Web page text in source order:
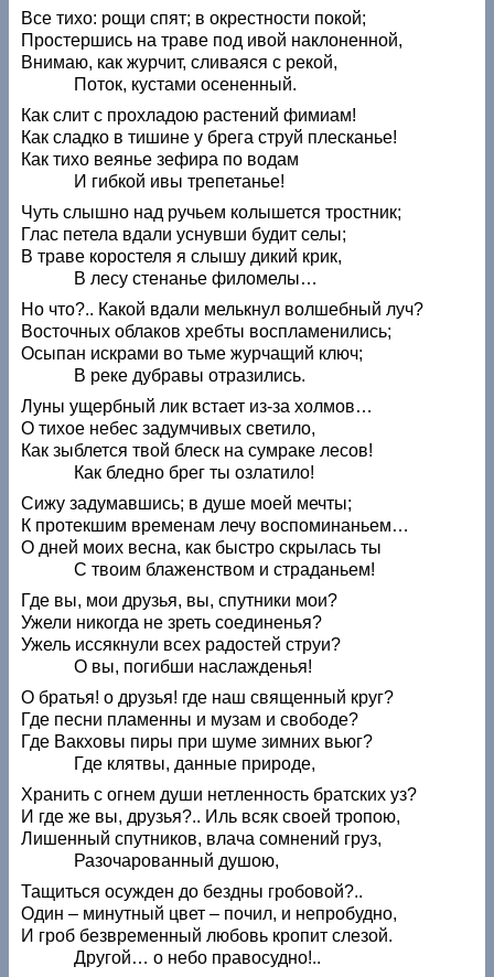
Все тихо: рощи спят; в окрестности покой;
Простершись на траве под ивой наклоненной,
Внимаю, как журчит, сливаяся с рекой,
Поток, кустами осененный.
Как слит с прохладою растений фимиам!
Как сладко в тишине у брега струй плесканье!
Как тихо веянье зефира по водам
И гибкой ивы трепетанье!
Чуть слышно над ручьем колышется тростник;
Глас петела вдали уснувши будит селы;
В траве коростеля я слышу дикий крик,
В лесу стенанье филомелы…
Но что?.. Какой вдали мелькнул волшебный луч?
Восточных облаков хребты воспламенились;
Осыпан искрами во тьме журчащий ключ;
В реке дубравы отразились.
Луны ущербный лик встает из-за холмов…
О тихое небес задумчивых светило,
Как зыблется твой блеск на сумраке лесов!
Как бледно брег ты озлатило!
Сижу задумавшись; в душе моей мечты;
К протекшим временам лечу воспоминаньем…
О дней моих весна, как быстро скрылась ты
С твоим блаженством и страданьем!
Где вы, мои друзья, вы, спутники мои?
Ужели никогда не зреть соединенья?
Ужель иссякнули всех радостей струи?
О вы, погибши наслажденья!
О братья! о друзья! где наш священный круг?
Где песни пламенны и музам и свободе?
Где Вакховы пиры при шуме зимних вьюг?
Где клятвы, данные природе,
Хранить с огнем души нетленность братских уз?
И где же вы, друзья?.. Иль всяк своей тропою,
Лишенный спутников, влача сомнений груз,
Разочарованный душою,
Тащиться осужден до бездны гробовой?..
Один – минутный цвет – почил, и непробудно,
И гроб безвременный любовь кропит слезой.
Другой… о небо правосудно!..